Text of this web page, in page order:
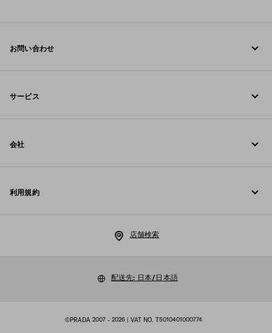
お問い合わせ
お問い合わせ
サービス
ご注文の追跡
会社
Prada Group
利用規約
クッキーの設定
©PRADA 2007 - 2026 | VAT NO. T5010401000774
店舗検索
配送先: 日本/日本語